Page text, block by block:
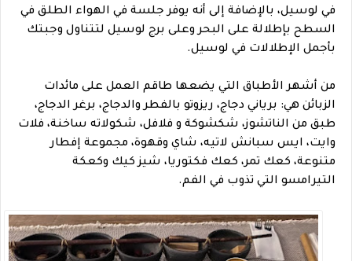
في لوسيل، بالإضافة إلى أنه يوفر جلسة في الهواء الطلق في
السطح بإطلالة على البحر وعلى برج لوسيل لتتناول وجبتك
بأجمل الإطلالات في لوسيل.
من أشهر الأطباق التي يضعها طاقم العمل على مائدات
الزبائن هي: برياني دجاج، ريزوتو بالفطر والدجاج، برغر الدجاج،
طبق من الناتشوز، شكشوكة و فلافل، شكولاته ساخنة، فلات
وايت، ايس سبانش لاتيه، شاي وقهوة، مجموعة إفطار
متنوعة، كعك تمر، كعك فكتوريا، شيز كيك وكعكة
التيرامسو التي تذوب في الفم.